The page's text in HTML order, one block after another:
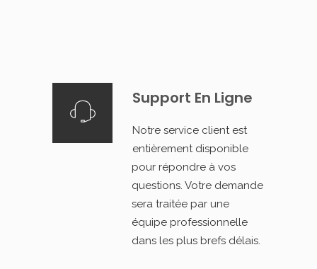
Support En Ligne
Notre service client est
entièrement disponible
pour répondre à vos
questions. Votre demande
sera traitée par une
équipe professionnelle
dans les plus brefs délais.